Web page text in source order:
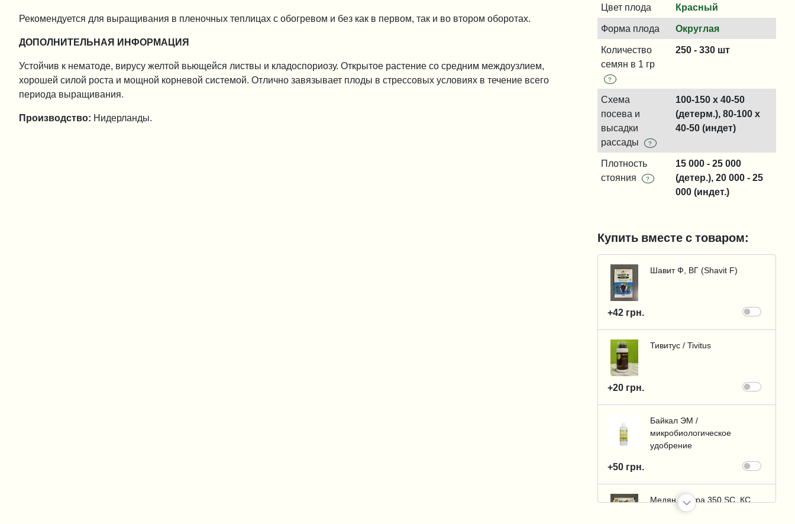
Цвет плода Красный
Форма плода Округлая
Количество
семян в 1 гр
?
250 - 330 шт
Схема
посева и
высадки
рассады
?
100-150 x 40-50
(детерм.), 80-100 x
40-50 (индет)
Плотность
стояния
?
15 000 - 25 000
(детер.), 20 000 - 25
000 (индет.)
Купить вместе с товаром:
Шавит Ф, ВГ (Shavit F)
+42 грн.
Тивитус / Tivitus
+20 грн.
Байкал ЭМ /
микробиологическое
удобрение
+50 грн.
Медян Экстра 350 SC, КС
(Medzian Extra)
Рекомендуется для выращивания в пленочных теплицах с обогревом и без как в первом, так и во втором оборотах.
ДОПОЛНИТЕЛЬНАЯ ИНФОРМАЦИЯ
Устойчив к нематоде, вирусу желтой вьющейся листвы и кладоспориозу. Открытое растение со средним междоузлием,
хорошей силой роста и мощной корневой системой. Отлично завязывает плоды в стрессовых условиях в течение всего
периода выращивания.
Производство: Нидерланды.